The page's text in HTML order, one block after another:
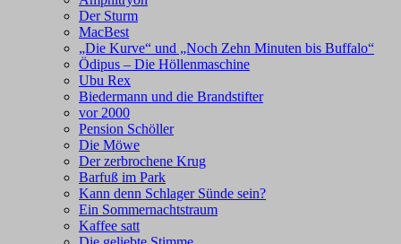
Der Sturm
MacBest
„Die Kurve“ und „Noch Zehn Minuten bis Buffalo“
Ödipus – Die Höllenmaschine
Ubu Rex
Biedermann und die Brandstifter
vor 2000
Pension Schöller
Die Möwe
Der zerbrochene Krug
Barfuß im Park
Kann denn Schlager Sünde sein?
Ein Sommernachtstraum
Kaffee satt